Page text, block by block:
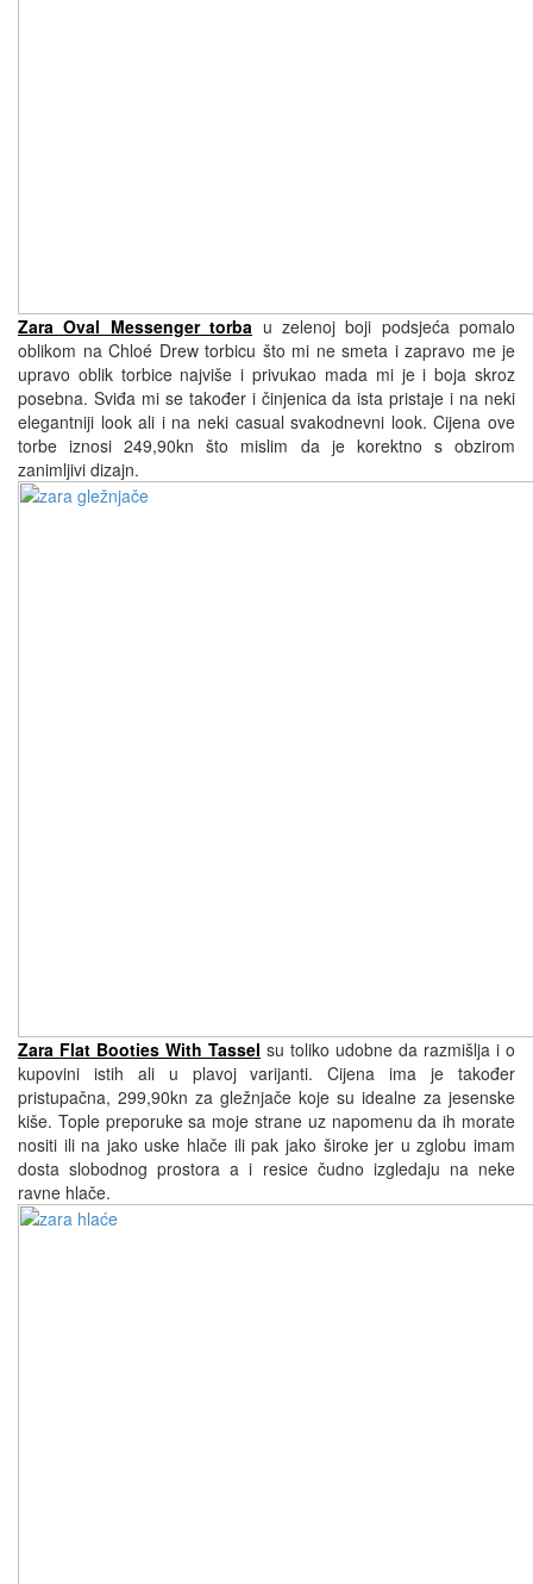
Zara Oval Messenger torba u zelenoj boji podsjeća pomalo
oblikom na Chloé Drew torbicu što mi ne smeta i zapravo me je
upravo oblik torbice najviše i privukao mada mi je i boja skroz
posebna. Sviđa mi se također i činjenica da ista pristaje i na neki
elegantniji look ali i na neki casual svakodnevni look. Cijena ove
torbe iznosi 249,90kn što mislim da je korektno s obzirom
zanimljivi dizajn.
Zara Flat Booties With Tassel su toliko udobne da razmišlja i o
kupovini istih ali u plavoj varijanti. Cijena ima je također
pristupačna, 299,90kn za gležnjače koje su idealne za jesenske
kiše. Tople preporuke sa moje strane uz napomenu da ih morate
nositi ili na jako uske hlače ili pak jako široke jer u zglobu imam
dosta slobodnog prostora a i resice čudno izgledaju na neke
ravne hlače.